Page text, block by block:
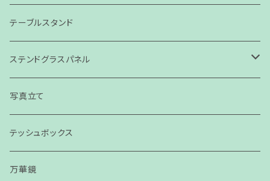
テーブルスタンド
ステンドグラスパネル
パネル
スモールパネル
写真立て
テッシュボックス
万華鏡